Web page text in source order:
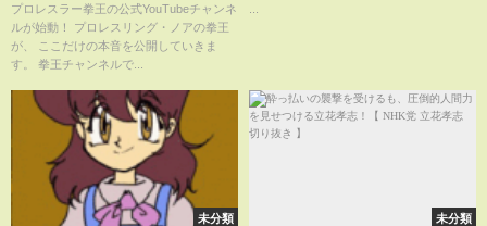
プロレスラー拳王の公式YouTubeチャンネ
ルが始動！ プロレスリング・ノアの拳王
が、 ここだけの本音を公開していきま
す。 拳王チャンネルで...
未分類 未分類